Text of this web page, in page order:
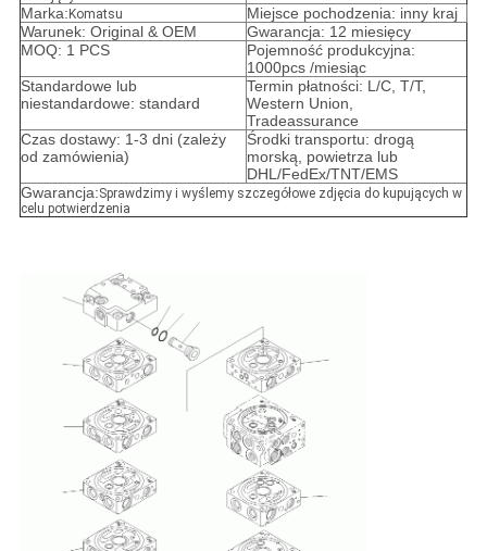
Marka: Komatsu
Miejsce pochodzenia: inny kraj
Warunek: Original & OEM
Gwarancja: 12 miesięcy
MOQ: 1 PCS
Pojemność produkcyjna:
1000pcs /miesiąc
Standardowe lub
niestandardowe: standard
Termin płatności: L/C, T/T,
Western Union,
Tradeassurance
Czas dostawy: 1-3 dni (zależy
od zamówienia)
Środki transportu: drogą
morską, powietrza lub
DHL/FedEx/TNT/EMS
Gwarancja:Sprawdzimy i wyślemy szczegółowe zdjęcia do kupujących w
celu potwierdzenia